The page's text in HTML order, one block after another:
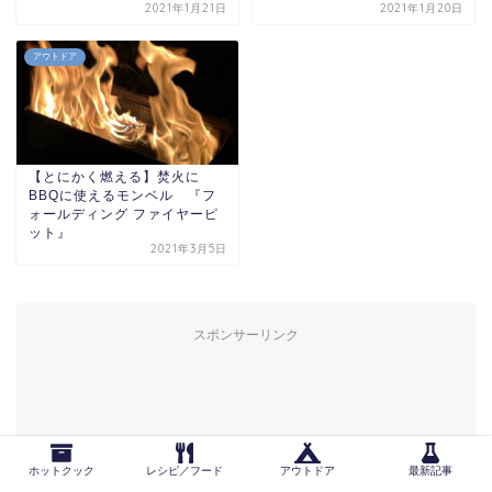
2021年1月21日 2021年1月20日
アウトドア
【とにかく燃える】焚火に
BBQに使えるモンベル 『フ
ォールディング ファイヤーピ
ット』
2021年3月5日
スポンサーリンク
ホットクック レシピ／フード アウトドア 最新記事